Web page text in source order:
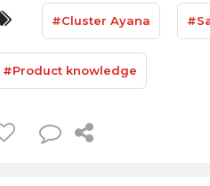
#Cluster Ayana
#Product knowledge